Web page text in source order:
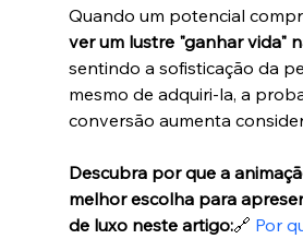
Quando um potencial
ver um lustre "ganhar vida"
sentindo a sofisticação da
mesmo de adquiri-la, a
conversão aumenta
Descubra por que a
melhor escolha para
de luxo neste artigo:🔗 Por